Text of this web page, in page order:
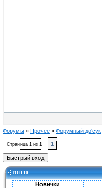
Форумы » Прочее » Форумный до'сук
Страница 1 из 1 1
ТОП 10
Новички